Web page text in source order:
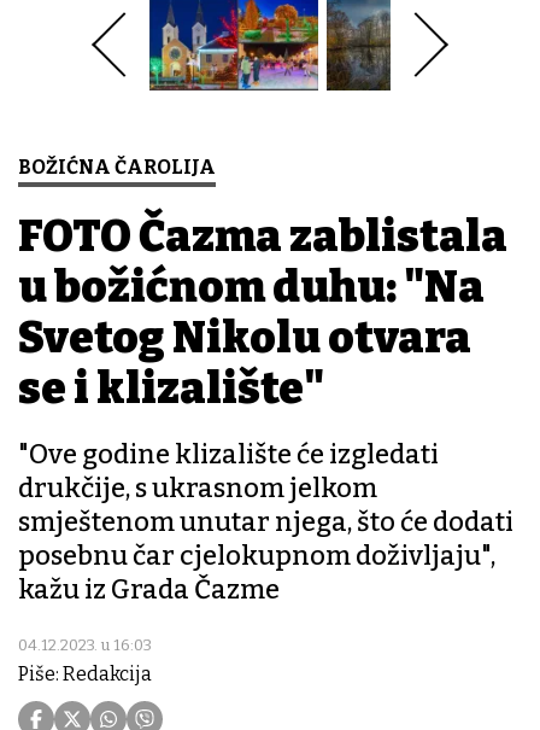
BOŽIĆNA ČAROLIJA
FOTO Čazma zablistala
u božićnom duhu: "Na
Svetog Nikolu otvara
se i klizalište"
"Ove godine klizalište će izgledati
drukčije, s ukrasnom jelkom
smještenom unutar njega, što će dodati
posebnu čar cjelokupnom doživljaju",
kažu iz Grada Čazme
04.12.2023. u 16:03
Piše: Redakcija